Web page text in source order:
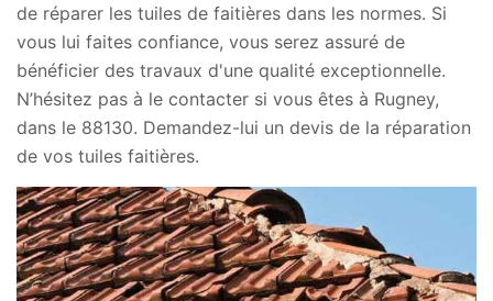
de réparer les tuiles de faitières dans les normes. Si
vous lui faites confiance, vous serez assuré de
bénéficier des travaux d'une qualité exceptionnelle.
N’hésitez pas à le contacter si vous êtes à Rugney,
dans le 88130. Demandez-lui un devis de la réparation
de vos tuiles faitières.